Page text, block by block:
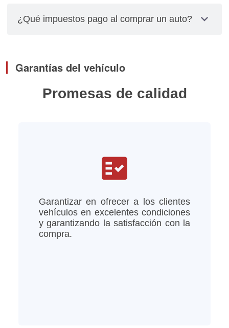
relacionados con placas, cambios de propietarios
¿Qué impuestos pago al comprar un auto? expand_more
tomando en cuenta el año del modelo del vehículo
Garantías del vehículo
Promesas de calidad
fact_check
Garantizar en ofrecer a los clientes
vehículos en excelentes condiciones
y garantizando la satisfacción con la
compra.